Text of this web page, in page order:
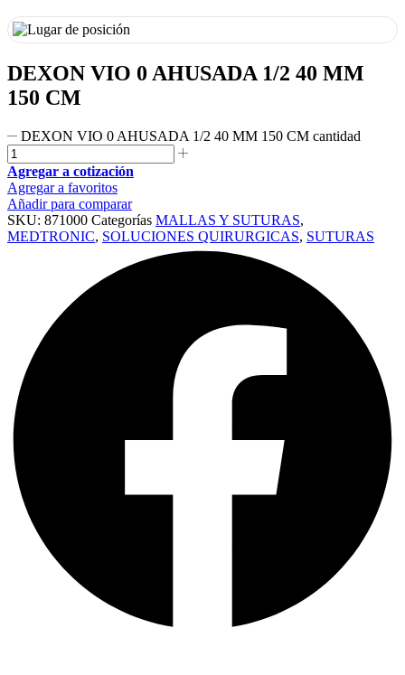
DEXON VIO 0 AHUSADA 1/2 40 MM
150 CM
DEXON VIO 0 AHUSADA 1/2 40 MM 150 CM cantidad
Agregar a cotización
Agregar a favoritos
Añadir para comparar
SKU: 871000 Categorías MALLAS Y SUTURAS,
MEDTRONIC, SOLUCIONES QUIRURGICAS, SUTURAS